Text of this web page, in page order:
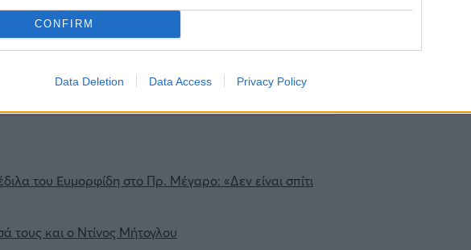
CONFIRM
Data Deletion Data Access Privacy Policy
του Ευμορφίδη στο Πρ. Μέγαρο: «Δεν είναι σπίτι
τους και ο Ντίνος Μήτογλου